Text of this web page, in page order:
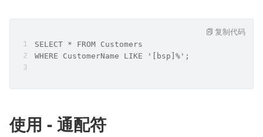
SELECT * FROM Customers
WHERE CustomerName LIKE '[bsp]%';
复制代码
使用 - 通配符